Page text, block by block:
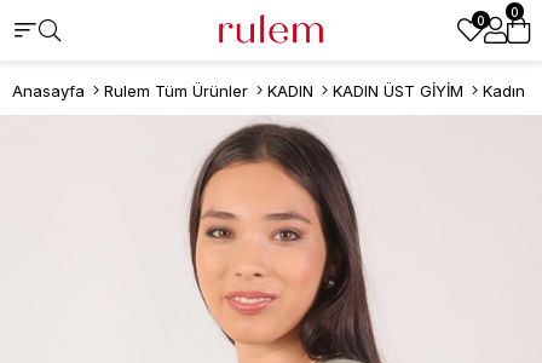
0
0
Anasayfa Rulem Tüm Ürünler KADIN KADIN ÜST GİYİM Kadın